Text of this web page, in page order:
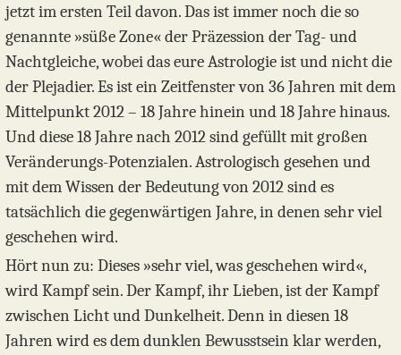
jetzt im ersten Teil davon. Das ist immer noch die so
genannte »süße Zone« der Präzession der Tag- und
Nachtgleiche, wobei das eure Astrologie ist und nicht die
der Plejadier. Es ist ein Zeitfenster von 36 Jahren mit dem
Mittelpunkt 2012 – 18 Jahre hinein und 18 Jahre hinaus.
Und diese 18 Jahre nach 2012 sind gefüllt mit großen
Veränderungs-Potenzialen. Astrologisch gesehen und
mit dem Wissen der Bedeutung von 2012 sind es
tatsächlich die gegenwärtigen Jahre, in denen sehr viel
geschehen wird.
Hört nun zu: Dieses »sehr viel, was geschehen wird«,
wird Kampf sein. Der Kampf, ihr Lieben, ist der Kampf
zwischen Licht und Dunkelheit. Denn in diesen 18
Jahren wird es dem dunklen Bewusstsein klar werden,